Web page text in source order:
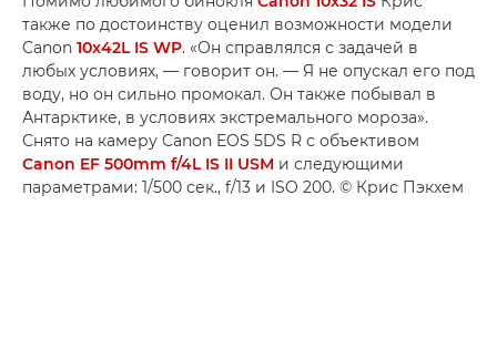
также по достоинству оценил возможности модели
Canon 10x42L IS WP. «Он справлялся с задачей в
любых условиях, — говорит он. — Я не опускал его под
воду, но он сильно промокал. Он также побывал в
Антарктике, в условиях экстремального мороза».
Снято на камеру Canon EOS 5DS R с объективом
Canon EF 500mm f/4L IS II USM и следующими
параметрами: 1/500 сек., f/13 и ISO 200. © Крис Пэкхем